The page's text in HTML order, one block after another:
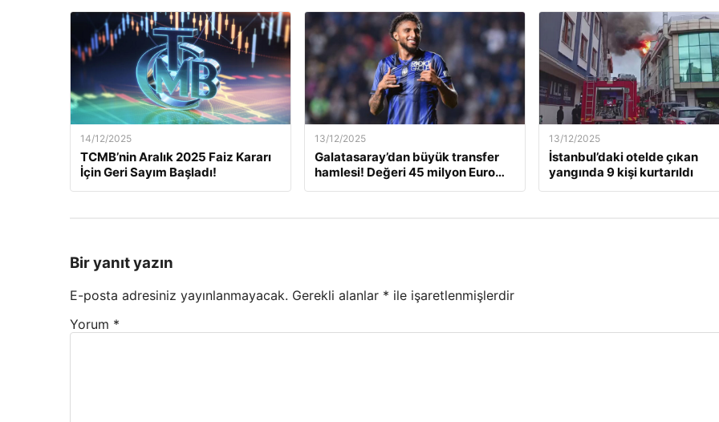
14/12/2025
TCMB’nin Aralık 2025 Faiz Kararı
İçin Geri Sayım Başladı!
13/12/2025
Galatasaray’dan büyük transfer
hamlesi! Değeri 45 milyon Euro…
13/12/2025
İstanbul’daki otelde çıkan
yangında 9 kişi kurtarıldı
Bir yanıt yazın
E-posta adresiniz yayınlanmayacak. Gerekli alanlar * ile işaretlenmişlerdir
Yorum *